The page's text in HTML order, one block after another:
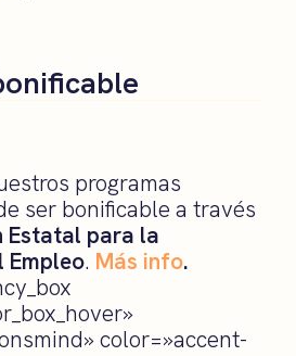
programas
ser bonificable a través
Estatal para la
Empleo. Más info.
color=»accent-